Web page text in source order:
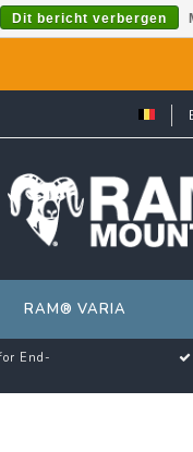
RAM® VARIA
End-
Dit bericht verbergen